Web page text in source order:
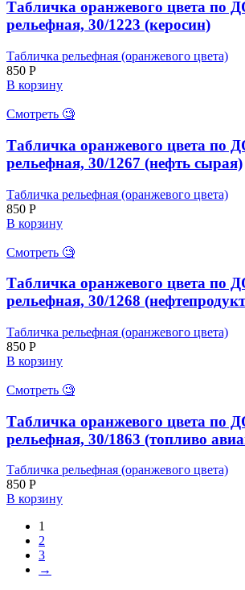
Табличка оранжевого цвета по
рельефная, 30/1223 (керосин)
Табличка рельефная (оранжевого цвета)
850 Р
В корзину
Смотреть 🧐
Табличка оранжевого цвета по
рельефная, 30/1267 (нефть сырая)
Табличка рельефная (оранжевого цвета)
850 Р
В корзину
Смотреть 🧐
Табличка оранжевого цвета по
рельефная, 30/1268
Табличка рельефная (оранжевого цвета)
850 Р
В корзину
Смотреть 🧐
Табличка оранжевого цвета по
рельефная, 30/1863 (топливо
Табличка рельефная (оранжевого цвета)
850 Р
В корзину
1
2
3
→